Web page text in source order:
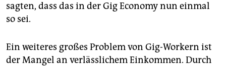
sagten, dass das in der Gig Economy nun einmal
so sei.
Ein weiteres großes Problem von Gig-Workern ist
der Mangel an verlässlichem Einkommen. Durch